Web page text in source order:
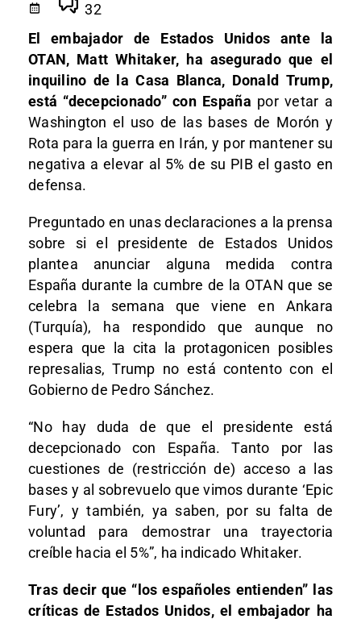
32
El embajador de Estados Unidos ante la
OTAN, Matt Whitaker, ha asegurado que el
inquilino de la Casa Blanca, Donald Trump,
está “decepcionado” con España por vetar a
Washington el uso de las bases de Morón y
Rota para la guerra en Irán, y por mantener su
negativa a elevar al 5% de su PIB el gasto en
defensa.
Preguntado en unas declaraciones a la prensa
sobre si el presidente de Estados Unidos
plantea anunciar alguna medida contra
España durante la cumbre de la OTAN que se
celebra la semana que viene en Ankara
(Turquía), ha respondido que aunque no
espera que la cita la protagonicen posibles
represalias, Trump no está contento con el
Gobierno de Pedro Sánchez.
“No hay duda de que el presidente está
decepcionado con España. Tanto por las
cuestiones de (restricción de) acceso a las
bases y al sobrevuelo que vimos durante ‘Epic
Fury’, y también, ya saben, por su falta de
voluntad para demostrar una trayectoria
creíble hacia el 5%”, ha indicado Whitaker.
Tras decir que “los españoles entienden” las
críticas de Estados Unidos, el embajador ha